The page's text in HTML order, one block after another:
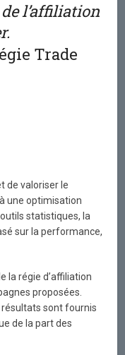
l’affiliation
Trade
de valoriser le
une optimisation
statistiques, la
sur la performance,
la régie d’affiliation
proposées.
résultats sont fournis
de la part des